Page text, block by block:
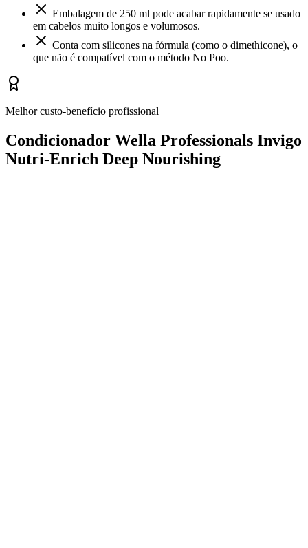
Embalagem de 250 ml pode acabar rapidamente se usado
em cabelos muito longos e volumosos.
Conta com silicones na fórmula (como o dimethicone), o
que não é compatível com o método No Poo.
Melhor custo-benefício profissional
Condicionador Wella Professionals Invigo
Nutri-Enrich Deep Nourishing